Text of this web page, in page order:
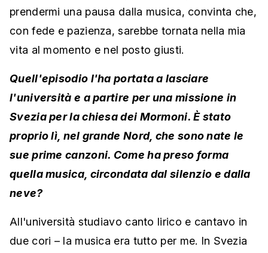
prendermi una pausa dalla musica, convinta che,
con fede e pazienza, sarebbe tornata nella mia
vita al momento e nel posto giusti.
Quell'episodio l'ha portata a lasciare
l'università e a partire per una missione in
Svezia per la chiesa dei Mormoni. È stato
proprio lì, nel grande Nord, che sono nate le
sue prime canzoni. Come ha preso forma
quella musica, circondata dal silenzio e dalla
neve?
All'università studiavo canto lirico e cantavo in
due cori – la musica era tutto per me. In Svezia